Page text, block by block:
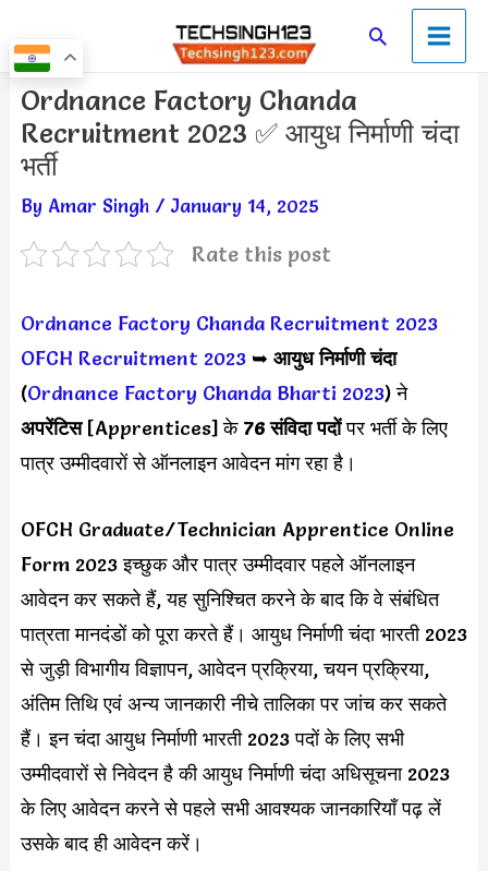
to
content
SearchMain
Menu
Ordnance Factory Chanda
Recruitment 2023 ✅ आयुध निर्माणी चंदा
भर्ती
By Amar Singh / January 14, 2025
Rate this post
Ordnance Factory Chanda Recruitment 2023
OFCH Recruitment 2023➥ आयुध निर्माणी चंदा
(Ordnance Factory Chanda Bharti 2023) ने
अपरेंटिस [Apprentices] के 76 संविदा पदोंपर भर्ती के लिए
पात्र उम्मीदवारों से ऑनलाइन आवेदन मांग रहा है।
OFCH Graduate/Technician Apprentice Online
Form 2023 इच्छुक और पात्र उम्मीदवार पहले ऑनलाइन
आवेदन कर सकते हैं, यह सुनिश्चित करने के बाद कि वे संबंधित
पात्रता मानदंडों को पूरा करते हैं। आयुध निर्माणी चंदा भारती 2023
से जुड़ी विभागीय विज्ञापन, आवेदन प्रक्रिया, चयन प्रक्रिया,
अंतिम तिथि एवं अन्य जानकारी नीचे तालिका पर जांच कर सकते
हैं। इन चंदा आयुध निर्माणी भारती 2023 पदों के लिए सभी
उम्मीदवारों से निवेदन है की आयुध निर्माणी चंदा अधिसूचना 2023​​
के लिए आवेदन करने से पहले सभी आवश्यक जानकारियाँ पढ़ लें
उसके बाद ही आवेदन करें।
Post
navigation